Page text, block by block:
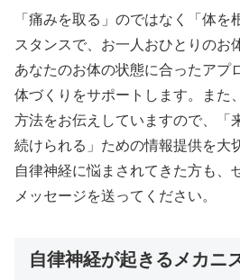
「痛みを取る」のではなく「体を
スタンスで、お一人おひとりのお
あなたのお体の状態に合ったアプ
体づくりをサポートします。また
方法をお伝えしていますので、「
続けられる」ための情報提供を大
自律神経に悩まされてきた方も、
メッセージを送ってください。
自律神経が起きるメカニ